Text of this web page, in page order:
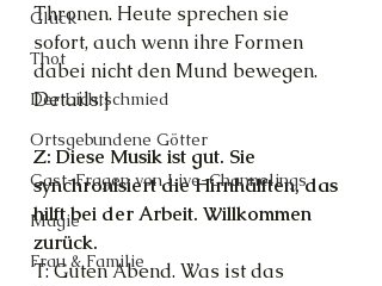
Glück
Thot
Der Lichtschmied
Ortsgebundene Götter
Gast-Fragen von Live-Channelings
Magie
Frau & Familie
Thronen. Heute sprechen sie
sofort, auch wenn ihre Formen
dabei nicht den Mund bewegen.
Details.]
Z: Diese Musik ist gut. Sie
synchronisiert die Hirnhälften, das
hilft bei der Arbeit. Willkommen
zurück.
T: Guten Abend. Was ist das